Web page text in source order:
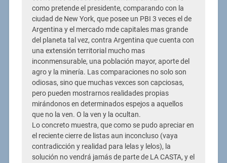
como pretende el presidente, comparando con la
ciudad de New York, que posee un PBI 3 veces el de
Argentina y el mercado mde capitales mas grande
del planeta tal vez, contra Argentina que cuenta con
una extensión territorial mucho mas
inconmensurable, una población mayor, aporte del
agro y la minería. Las comparaciones no solo son
odiosas, sino que muchas vexces son capciosas,
pero pueden mostrarnos realidades propias
mirándonos en determinados espejos a aquellos
que no la ven. O la ven y la ocultan.
Lo concreto muestra, que como se pudo apreciar en
el reciente cierre de listas aun inconcluso (vaya
contradicción y realidad para lelas y lelos), la
solución no vendrá jamás de parte de LA CASTA, y el